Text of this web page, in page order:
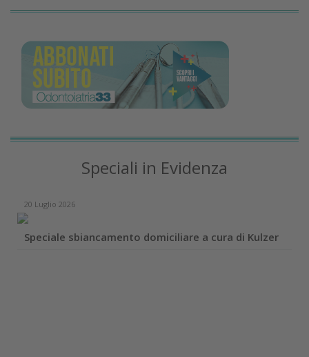
Speciali in Evidenza
20 Luglio 2026
Speciale sbiancamento domiciliare a cura di Kulzer